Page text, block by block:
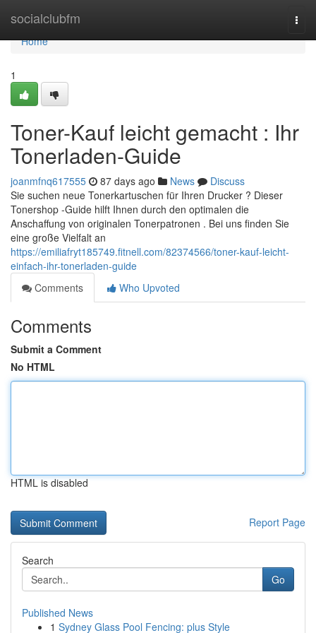
socialclubfm
Home
Home
1
Toner-Kauf leicht gemacht : Ihr
Tonerladen-Guide
joanmfnq617555 87 days ago News
Discuss
Sie suchen neue Tonerkartuschen für Ihren Drucker ? Dieser
Tonershop -Guide hilft Ihnen durch den optimalen die
Anschaffung von originalen Tonerpatronen . Bei uns finden Sie
eine große Vielfalt an
https://emiliafryt185749.fitnell.com/82374566/toner-kauf-leicht-
einfach-ihr-tonerladen-guide
Comments
Who Upvoted
Comments
Submit a Comment
No HTML
HTML is disabled
Report Page
Search
Go
Published News
1 Sydney Glass Pool Fencing: plus Style